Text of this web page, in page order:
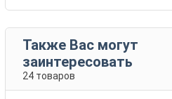
Также Вас могут
заинтересовать
24 товаров